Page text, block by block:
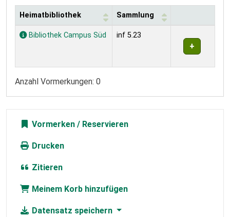
Exemplare
Heimatbibliothek Sammlung
Bibliothek Campus Süd inf 5.23
Anzahl Vormerkungen: 0
Vormerken
Drucken
Zitieren
Meinem Korb hinzufügen
Datensatz speichern